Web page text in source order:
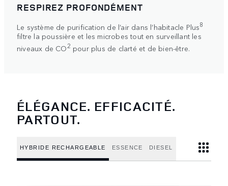
RESPIREZ PROFONDÉMENT
Le système de purification de l’air dans l’habitacle Plus8
filtre la poussière et les microbes tout en surveillant les
niveaux de CO2 pour plus de clarté et de bien-être.
ÉLÉGANCE. EFFICACITÉ.
PARTOUT.
HYBRIDE RECHARGEABLE ESSENCE DIESEL